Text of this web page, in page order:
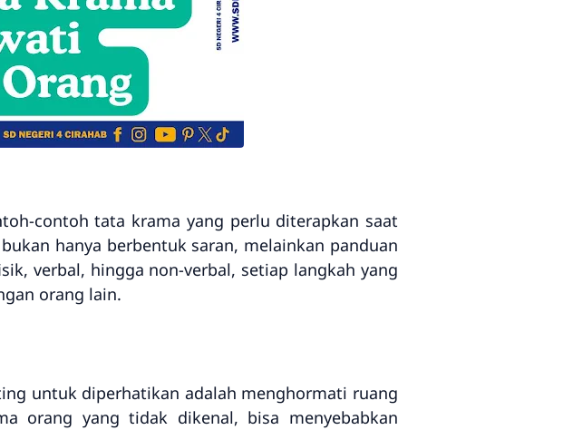
contoh tata krama yang perlu diterapkan saat
hanya berbentuk saran, melainkan panduan
verbal, hingga non-verbal, setiap langkah yang
orang lain.
untuk diperhatikan adalah menghormati ruang
orang yang tidak dikenal, bisa menyebabkan